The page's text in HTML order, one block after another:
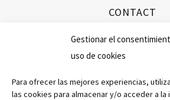
Gestionar el
uso de cookies
Para ofrecer las mejores experiencias,
las cookies para almacenar y/o acceder a la
CONTACT
+34 923 594